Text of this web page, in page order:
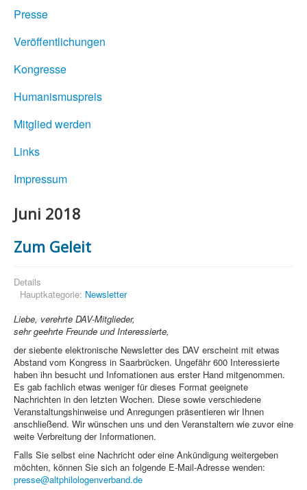
Presse
Veröffentlichungen
Kongresse
Humanismuspreis
Mitglied werden
Links
Impressum
Juni 2018
Zum Geleit
Details
Hauptkategorie: Newsletter
Liebe, verehrte DAV-Mitglieder,
sehr geehrte Freunde und Interessierte,
der siebente elektronische Newsletter des DAV erscheint mit etwas
Abstand vom Kongress in Saarbrücken. Ungefähr 600 Interessierte
haben ihn besucht und Infomationen aus erster Hand mitgenommen.
Es gab fachlich etwas weniger für dieses Format geeignete
Nachrichten in den letzten Wochen. Diese sowie verschiedene
Veranstaltungshinweise und Anregungen präsentieren wir Ihnen
anschließend. Wir wünschen uns und den Veranstaltern wie zuvor eine
weite Verbreitung der Informationen.
Falls Sie selbst eine Nachricht oder eine Ankündigung weitergeben
möchten, können Sie sich an folgende E-Mail-Adresse wenden:
presse@altphilologenverband.de